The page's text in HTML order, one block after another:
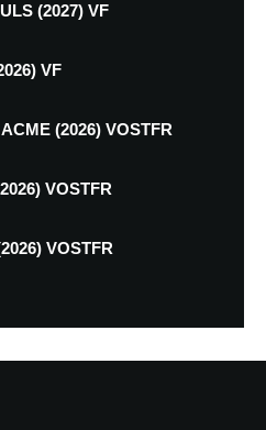
(2027) VF
VF
(2026) VOSTFR
VOSTFR
VOSTFR